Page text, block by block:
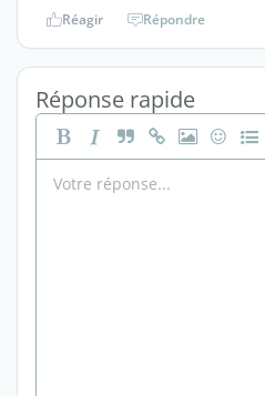
Réagir Répondre
Réponse rapide